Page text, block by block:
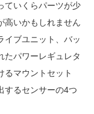
ていくらパーツが少
高いかもしれません
イブユニット、バッ
たパワーレギュレタ
るマウントセット
するセンサーの4つ